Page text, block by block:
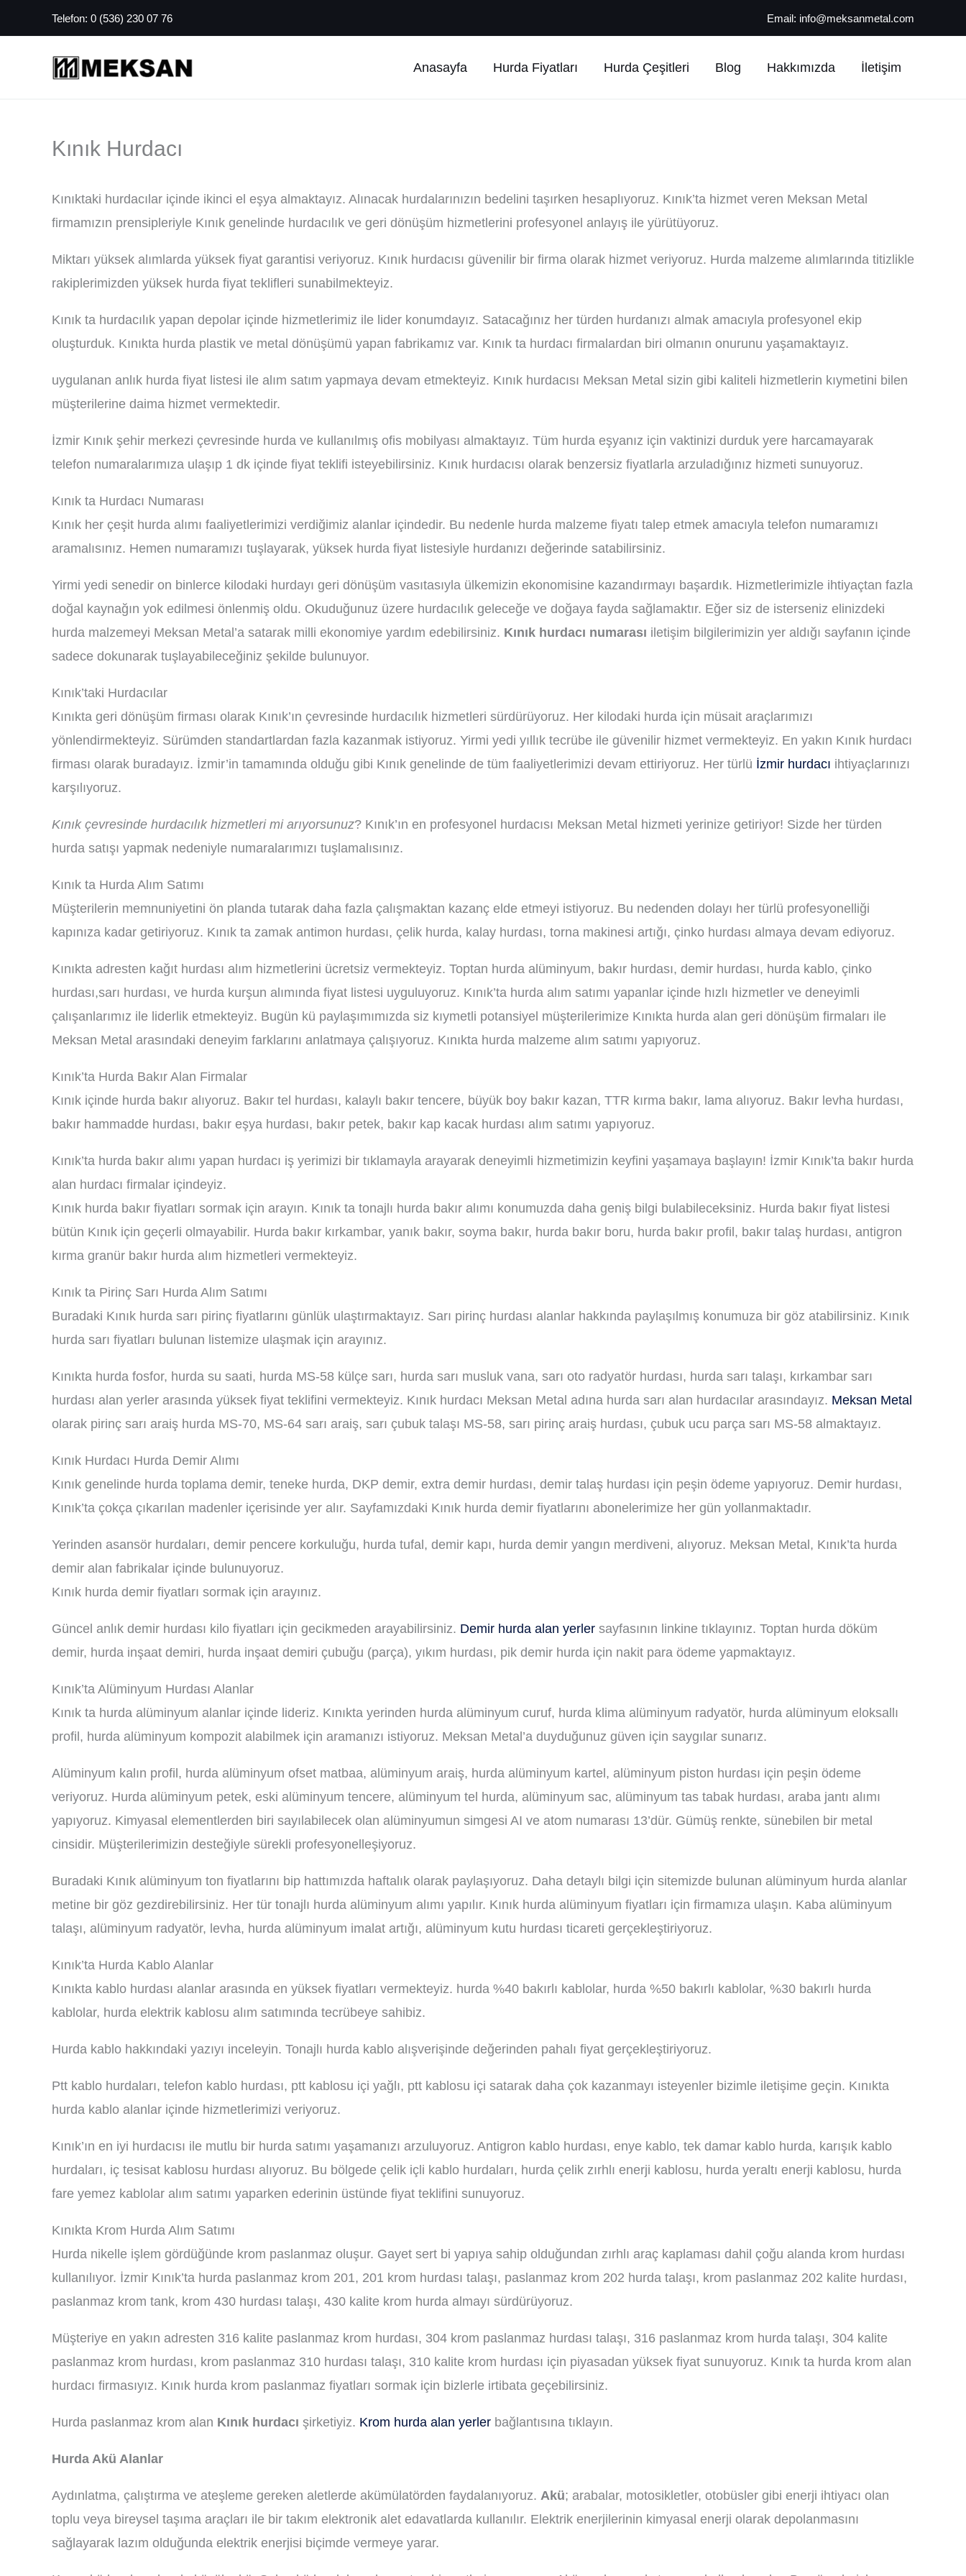
atla
Telefon: 0 (536) 230 07 76 Email: info@meksanmetal.com
Anasayfa Hurda Fiyatları Hurda Çeşitleri Blog Hakkımızda İletişim
Kınık Hurdacı
Kınıktaki hurdacılar içinde ikinci el eşya almaktayız. Alınacak hurdalarınızın bedelini taşırken hesaplıyoruz. Kınık’ta hizmet veren Meksan Metal
firmamızın prensipleriyle Kınık genelinde hurdacılık ve geri dönüşüm hizmetlerini profesyonel anlayış ile yürütüyoruz.
Miktarı yüksek alımlarda yüksek fiyat garantisi veriyoruz. Kınık hurdacısı güvenilir bir firma olarak hizmet veriyoruz. Hurda malzeme alımlarında titizlikle
rakiplerimizden yüksek hurda fiyat teklifleri sunabilmekteyiz.
Kınık ta hurdacılık yapan depolar içinde hizmetlerimiz ile lider konumdayız. Satacağınız her türden hurdanızı almak amacıyla profesyonel ekip
oluşturduk. Kınıkta hurda plastik ve metal dönüşümü yapan fabrikamız var. Kınık ta hurdacı firmalardan biri olmanın onurunu yaşamaktayız.
uygulanan anlık hurda fiyat listesi ile alım satım yapmaya devam etmekteyiz. Kınık hurdacısı Meksan Metal sizin gibi kaliteli hizmetlerin kıymetini bilen
müşterilerine daima hizmet vermektedir.
İzmir Kınık şehir merkezi çevresinde hurda ve kullanılmış ofis mobilyası almaktayız. Tüm hurda eşyanız için vaktinizi durduk yere harcamayarak
telefon numaralarımıza ulaşıp 1 dk içinde fiyat teklifi isteyebilirsiniz. Kınık hurdacısı olarak benzersiz fiyatlarla arzuladığınız hizmeti sunuyoruz.
Kınık ta Hurdacı Numarası
Kınık her çeşit hurda alımı faaliyetlerimizi verdiğimiz alanlar içindedir. Bu nedenle hurda malzeme fiyatı talep etmek amacıyla telefon numaramızı
aramalısınız. Hemen numaramızı tuşlayarak, yüksek hurda fiyat listesiyle hurdanızı değerinde satabilirsiniz.
Yirmi yedi senedir on binlerce kilodaki hurdayı geri dönüşüm vasıtasıyla ülkemizin ekonomisine kazandırmayı başardık. Hizmetlerimizle ihtiyaçtan fazla
doğal kaynağın yok edilmesi önlenmiş oldu. Okuduğunuz üzere hurdacılık geleceğe ve doğaya fayda sağlamaktır. Eğer siz de isterseniz elinizdeki
hurda malzemeyi Meksan Metal’a satarak milli ekonomiye yardım edebilirsiniz. Kınık hurdacı numarası iletişim bilgilerimizin yer aldığı sayfanın içinde
sadece dokunarak tuşlayabileceğiniz şekilde bulunuyor.
Kınık’taki Hurdacılar
Kınıkta geri dönüşüm firması olarak Kınık’ın çevresinde hurdacılık hizmetleri sürdürüyoruz. Her kilodaki hurda için müsait araçlarımızı
yönlendirmekteyiz. Sürümden standartlardan fazla kazanmak istiyoruz. Yirmi yedi yıllık tecrübe ile güvenilir hizmet vermekteyiz. En yakın Kınık hurdacı
firması olarak buradayız. İzmir’in tamamında olduğu gibi Kınık genelinde de tüm faaliyetlerimizi devam ettiriyoruz. Her türlü İzmir hurdacı ihtiyaçlarınızı
karşılıyoruz.
Kınık çevresinde hurdacılık hizmetleri mi arıyorsunuz? Kınık’ın en profesyonel hurdacısı Meksan Metal hizmeti yerinize getiriyor! Sizde her türden
hurda satışı yapmak nedeniyle numaralarımızı tuşlamalısınız.
Kınık ta Hurda Alım Satımı
Müşterilerin memnuniyetini ön planda tutarak daha fazla çalışmaktan kazanç elde etmeyi istiyoruz. Bu nedenden dolayı her türlü profesyonelliği
kapınıza kadar getiriyoruz. Kınık ta zamak antimon hurdası, çelik hurda, kalay hurdası, torna makinesi artığı, çinko hurdası almaya devam ediyoruz.
Kınıkta adresten kağıt hurdası alım hizmetlerini ücretsiz vermekteyiz. Toptan hurda alüminyum, bakır hurdası, demir hurdası, hurda kablo, çinko
hurdası,sarı hurdası, ve hurda kurşun alımında fiyat listesi uyguluyoruz. Kınık’ta hurda alım satımı yapanlar içinde hızlı hizmetler ve deneyimli
çalışanlarımız ile liderlik etmekteyiz. Bugün kü paylaşımımızda siz kıymetli potansiyel müşterilerimize Kınıkta hurda alan geri dönüşüm firmaları ile
Meksan Metal arasındaki deneyim farklarını anlatmaya çalışıyoruz. Kınıkta hurda malzeme alım satımı yapıyoruz.
Kınık’ta Hurda Bakır Alan Firmalar
Kınık içinde hurda bakır alıyoruz. Bakır tel hurdası, kalaylı bakır tencere, büyük boy bakır kazan, TTR kırma bakır, lama alıyoruz. Bakır levha hurdası,
bakır hammadde hurdası, bakır eşya hurdası, bakır petek, bakır kap kacak hurdası alım satımı yapıyoruz.
Kınık’ta hurda bakır alımı yapan hurdacı iş yerimizi bir tıklamayla arayarak deneyimli hizmetimizin keyfini yaşamaya başlayın! İzmir Kınık’ta bakır hurda
alan hurdacı firmalar içindeyiz.
Kınık hurda bakır fiyatları sormak için arayın. Kınık ta tonajlı hurda bakır alımı konumuzda daha geniş bilgi bulabileceksiniz. Hurda bakır fiyat listesi
bütün Kınık için geçerli olmayabilir. Hurda bakır kırkambar, yanık bakır, soyma bakır, hurda bakır boru, hurda bakır profil, bakır talaş hurdası, antigron
kırma granür bakır hurda alım hizmetleri vermekteyiz.
Kınık ta Pirinç Sarı Hurda Alım Satımı
Buradaki Kınık hurda sarı pirinç fiyatlarını günlük ulaştırmaktayız. Sarı pirinç hurdası alanlar hakkında paylaşılmış konumuza bir göz atabilirsiniz. Kınık
hurda sarı fiyatları bulunan listemize ulaşmak için arayınız.
Kınıkta hurda fosfor, hurda su saati, hurda MS-58 külçe sarı, hurda sarı musluk vana, sarı oto radyatör hurdası, hurda sarı talaşı, kırkambar sarı
hurdası alan yerler arasında yüksek fiyat teklifini vermekteyiz. Kınık hurdacı Meksan Metal adına hurda sarı alan hurdacılar arasındayız. Meksan Metal
olarak pirinç sarı araiş hurda MS-70, MS-64 sarı araiş, sarı çubuk talaşı MS-58, sarı pirinç araiş hurdası, çubuk ucu parça sarı MS-58 almaktayız.
Kınık Hurdacı Hurda Demir Alımı
Kınık genelinde hurda toplama demir, teneke hurda, DKP demir, extra demir hurdası, demir talaş hurdası için peşin ödeme yapıyoruz. Demir hurdası,
Kınık’ta çokça çıkarılan madenler içerisinde yer alır. Sayfamızdaki Kınık hurda demir fiyatlarını abonelerimize her gün yollanmaktadır.
Yerinden asansör hurdaları, demir pencere korkuluğu, hurda tufal, demir kapı, hurda demir yangın merdiveni, alıyoruz. Meksan Metal, Kınık’ta hurda
demir alan fabrikalar içinde bulunuyoruz.
Kınık hurda demir fiyatları sormak için arayınız.
Güncel anlık demir hurdası kilo fiyatları için gecikmeden arayabilirsiniz. Demir hurda alan yerler sayfasının linkine tıklayınız. Toptan hurda döküm
demir, hurda inşaat demiri, hurda inşaat demiri çubuğu (parça), yıkım hurdası, pik demir hurda için nakit para ödeme yapmaktayız.
Kınık’ta Alüminyum Hurdası Alanlar
Kınık ta hurda alüminyum alanlar içinde lideriz. Kınıkta yerinden hurda alüminyum curuf, hurda klima alüminyum radyatör, hurda alüminyum eloksallı
profil, hurda alüminyum kompozit alabilmek için aramanızı istiyoruz. Meksan Metal’a duyduğunuz güven için saygılar sunarız.
Alüminyum kalın profil, hurda alüminyum ofset matbaa, alüminyum araiş, hurda alüminyum kartel, alüminyum piston hurdası için peşin ödeme
veriyoruz. Hurda alüminyum petek, eski alüminyum tencere, alüminyum tel hurda, alüminyum sac, alüminyum tas tabak hurdası, araba jantı alımı
yapıyoruz. Kimyasal elementlerden biri sayılabilecek olan alüminyumun simgesi AI ve atom numarası 13’dür. Gümüş renkte, sünebilen bir metal
cinsidir. Müşterilerimizin desteğiyle sürekli profesyonelleşiyoruz.
Buradaki Kınık alüminyum ton fiyatlarını bip hattımızda haftalık olarak paylaşıyoruz. Daha detaylı bilgi için sitemizde bulunan alüminyum hurda alanlar
metine bir göz gezdirebilirsiniz. Her tür tonajlı hurda alüminyum alımı yapılır. Kınık hurda alüminyum fiyatları için firmamıza ulaşın. Kaba alüminyum
talaşı, alüminyum radyatör, levha, hurda alüminyum imalat artığı, alüminyum kutu hurdası ticareti gerçekleştiriyoruz.
Kınık’ta Hurda Kablo Alanlar
Kınıkta kablo hurdası alanlar arasında en yüksek fiyatları vermekteyiz. hurda %40 bakırlı kablolar, hurda %50 bakırlı kablolar, %30 bakırlı hurda
kablolar, hurda elektrik kablosu alım satımında tecrübeye sahibiz.
Hurda kablo hakkındaki yazıyı inceleyin. Tonajlı hurda kablo alışverişinde değerinden pahalı fiyat gerçekleştiriyoruz.
Ptt kablo hurdaları, telefon kablo hurdası, ptt kablosu içi yağlı, ptt kablosu içi satarak daha çok kazanmayı isteyenler bizimle iletişime geçin. Kınıkta
hurda kablo alanlar içinde hizmetlerimizi veriyoruz.
Kınık’ın en iyi hurdacısı ile mutlu bir hurda satımı yaşamanızı arzuluyoruz. Antigron kablo hurdası, enye kablo, tek damar kablo hurda, karışık kablo
hurdaları, iç tesisat kablosu hurdası alıyoruz. Bu bölgede çelik içli kablo hurdaları, hurda çelik zırhlı enerji kablosu, hurda yeraltı enerji kablosu, hurda
fare yemez kablolar alım satımı yaparken ederinin üstünde fiyat teklifini sunuyoruz.
Kınıkta Krom Hurda Alım Satımı
Hurda nikelle işlem gördüğünde krom paslanmaz oluşur. Gayet sert bi yapıya sahip olduğundan zırhlı araç kaplaması dahil çoğu alanda krom hurdası
kullanılıyor. İzmir Kınık’ta hurda paslanmaz krom 201, 201 krom hurdası talaşı, paslanmaz krom 202 hurda talaşı, krom paslanmaz 202 kalite hurdası,
paslanmaz krom tank, krom 430 hurdası talaşı, 430 kalite krom hurda almayı sürdürüyoruz.
Müşteriye en yakın adresten 316 kalite paslanmaz krom hurdası, 304 krom paslanmaz hurdası talaşı, 316 paslanmaz krom hurda talaşı, 304 kalite
paslanmaz krom hurdası, krom paslanmaz 310 hurdası talaşı, 310 kalite krom hurdası için piyasadan yüksek fiyat sunuyoruz. Kınık ta hurda krom alan
hurdacı firmasıyız. Kınık hurda krom paslanmaz fiyatları sormak için bizlerle irtibata geçebilirsiniz.
Hurda paslanmaz krom alan Kınık hurdacı şirketiyiz. Krom hurda alan yerler bağlantısına tıklayın.
Hurda Akü Alanlar
Aydınlatma, çalıştırma ve ateşleme gereken aletlerde akümülatörden faydalanıyoruz. Akü; arabalar, motosikletler, otobüsler gibi enerji ihtiyacı olan
toplu veya bireysel taşıma araçları ile bir takım elektronik alet edavatlarda kullanılır. Elektrik enerjilerinin kimyasal enerji olarak depolanmasını
sağlayarak lazım olduğunda elektrik enerjisi biçimde vermeye yarar.